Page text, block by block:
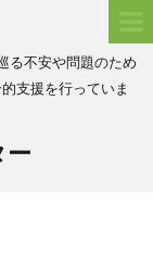
る不安や問題のため
支援を行っていま
ー